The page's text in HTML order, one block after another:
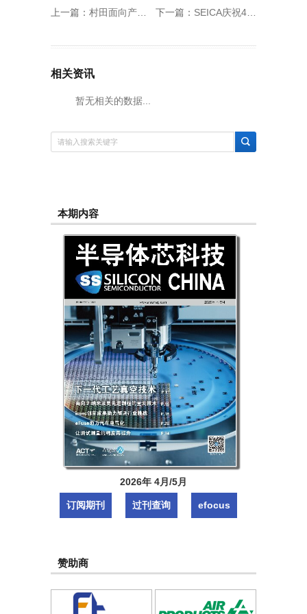
上一篇： 村田面向产品数据库中的全部产品开始提供API服务 下一篇： SEICA庆祝40周年创新征程，推出面向电子测试未来的全新开放平台
相关资讯
暂无相关的数据...
本期内容
2026年 4月/5月
订阅期刊 过刊查询 efocus
赞助商